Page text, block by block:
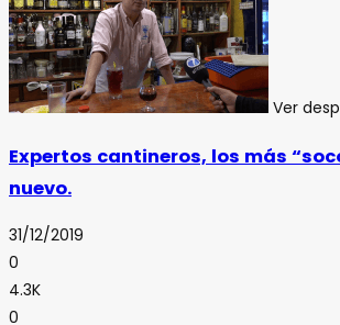
Ver
Expertos cantineros, los más
nuevo.
31/12/2019
0
4.3K
0